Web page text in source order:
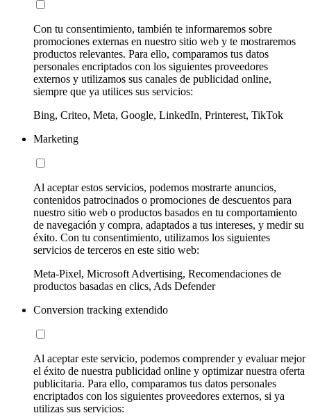
Con tu consentimiento, también te informaremos sobre
promociones externas en nuestro sitio web y te mostraremos
productos relevantes. Para ello, comparamos tus datos
personales encriptados con los siguientes proveedores
externos y utilizamos sus canales de publicidad online,
siempre que ya utilices sus servicios:
Bing, Criteo, Meta, Google, LinkedIn, Printerest, TikTok
Marketing
Al aceptar estos servicios, podemos mostrarte anuncios,
contenidos patrocinados o promociones de descuentos para
nuestro sitio web o productos basados en tu comportamiento
de navegación y compra, adaptados a tus intereses, y medir su
éxito. Con tu consentimiento, utilizamos los siguientes
servicios de terceros en este sitio web:
Meta-Pixel, Microsoft Advertising, Recomendaciones de
productos basadas en clics, Ads Defender
Conversion tracking extendido
Al aceptar este servicio, podemos comprender y evaluar mejor
el éxito de nuestra publicidad online y optimizar nuestra oferta
publicitaria. Para ello, comparamos tus datos personales
encriptados con los siguientes proveedores externos, si ya
utilizas sus servicios: